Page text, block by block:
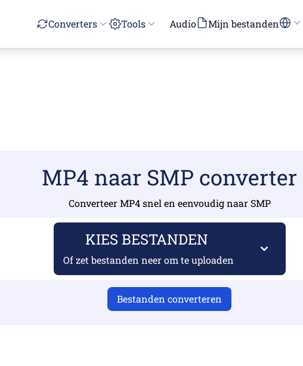
Converters Tools Audio Mijn bestanden
MP4 naar SMP converter
Converteer MP4 snel en eenvoudig naar SMP
KIES BESTANDEN
Of zet bestanden neer om te uploaden
Bestanden converteren